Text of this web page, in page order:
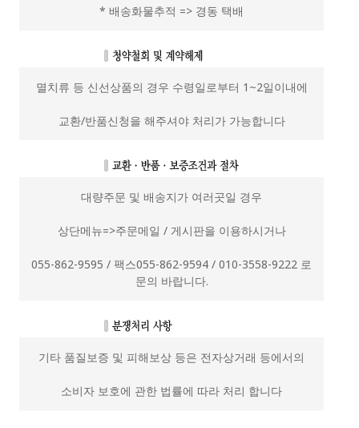
* 배송화물추적 => 경동 택배
멸치류 등 신선상품의 경우 수령일로부터 1~2일이내에
교환/반품신청을 해주셔야 처리가 가능합니다
대량주문 및 배송지가 여러곳일 경우
상단메뉴=>주문메일 / 게시판을 이용하시거나
055-862-9595 / 팩스055-862-9594 / 010-3558-9222 로
문의 바랍니다.
기타 품질보증 및 피해보상 등은 전자상거래 등에서의
소비자 보호에 관한 법률에 따라 처리 합니다